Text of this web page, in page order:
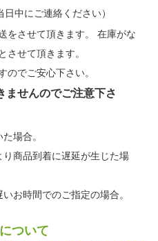
日中にご連絡ください）
をさせて頂きます。 在庫がな
させて頂きます。
のでご安心下さい。
ませんのでご注意下さ
場合。
商品到着に遅延が生じた場
お時間でのご指定の場合。
ついて